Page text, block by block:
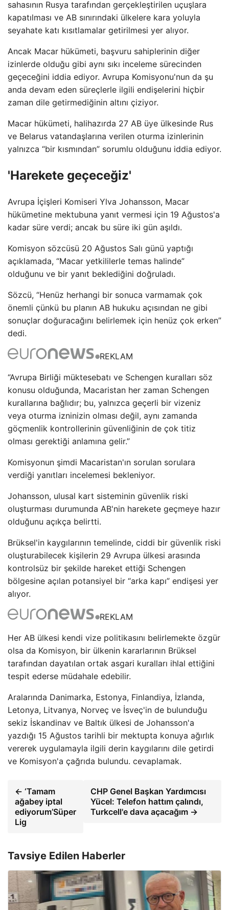
sahasının Rusya tarafından gerçekleştirilen uçuşlara
kapatılması ve AB sınırındaki ülkelere kara yoluyla
seyahate katı kısıtlamalar getirilmesi yer alıyor.
Ancak Macar hükümeti, başvuru sahiplerinin diğer
izinlerde olduğu gibi aynı sıkı inceleme sürecinden
geçeceğini iddia ediyor. Avrupa Komisyonu'nun da şu
anda devam eden süreçlerle ilgili endişelerini hiçbir
zaman dile getirmediğinin altını çiziyor.
Macar hükümeti, halihazırda 27 AB üye ülkesinde Rus
ve Belarus vatandaşlarına verilen oturma izinlerinin
yalnızca “bir kısmından” sorumlu olduğunu iddia ediyor.
'Harekete geçeceğiz'
Avrupa İçişleri Komiseri Ylva Johansson, Macar
hükümetine mektubuna yanıt vermesi için 19 Ağustos'a
kadar süre verdi; ancak bu süre iki gün aşıldı.
Komisyon sözcüsü 20 Ağustos Salı günü yaptığı
açıklamada, “Macar yetkililerle temas halinde”
olduğunu ve bir yanıt beklediğini doğruladı.
Sözcü, “Henüz herhangi bir sonuca varmamak çok
önemli çünkü bu planın AB hukuku açısından ne gibi
sonuçlar doğuracağını belirlemek için henüz çok erken”
dedi.
REKLAM
“Avrupa Birliği müktesebatı ve Schengen kuralları söz
konusu olduğunda, Macaristan her zaman Schengen
kurallarına bağlıdır; bu, yalnızca geçerli bir vizeniz
veya oturma izninizin olması değil, aynı zamanda
göçmenlik kontrollerinin güvenliğinin de çok titiz
olması gerektiği anlamına gelir.”
Komisyonun şimdi Macaristan'ın sorulan sorulara
verdiği yanıtları incelemesi bekleniyor.
Johansson, ulusal kart sisteminin güvenlik riski
oluşturması durumunda AB'nin harekete geçmeye hazır
olduğunu açıkça belirtti.
Brüksel'in kaygılarının temelinde, ciddi bir güvenlik riski
oluşturabilecek kişilerin 29 Avrupa ülkesi arasında
kontrolsüz bir şekilde hareket ettiği Schengen
bölgesine açılan potansiyel bir “arka kapı” endişesi yer
alıyor.
REKLAM
Her AB ülkesi kendi vize politikasını belirlemekte özgür
olsa da Komisyon, bir ülkenin kararlarının Brüksel
tarafından dayatılan ortak asgari kuralları ihlal ettiğini
tespit ederse müdahale edebilir.
Aralarında Danimarka, Estonya, Finlandiya, İzlanda,
Letonya, Litvanya, Norveç ve İsveç'in de bulunduğu
sekiz İskandinav ve Baltık ülkesi de Johansson'a
yazdığı 15 Ağustos tarihli bir mektupta konuya ağırlık
vererek uygulamayla ilgili derin kaygılarını dile getirdi
ve Komisyon'a çağrıda bulundu. cevaplamak.
← ‘Tamam
ağabey iptal
ediyorum’Süper
Lig
CHP Genel Başkan Yardımcısı
Yücel: Telefon hattım çalındı,
Turkcell'e dava açacağım →
Tavsiye Edilen Haberler